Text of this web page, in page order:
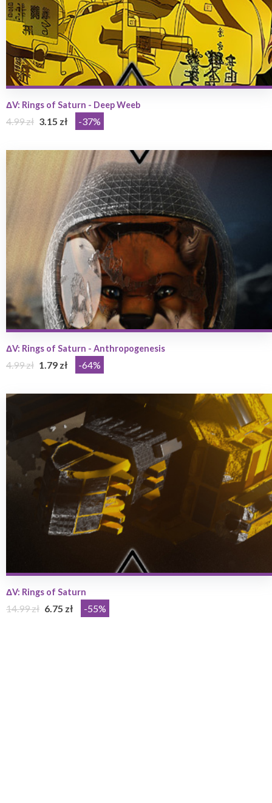
ΔV: Rings of Saturn - Deep Weeb
4.99 zł 3.15 zł -37%
ΔV: Rings of Saturn - Anthropogenesis
4.99 zł 1.79 zł -64%
ΔV: Rings of Saturn
14.99 zł 6.75 zł -55%